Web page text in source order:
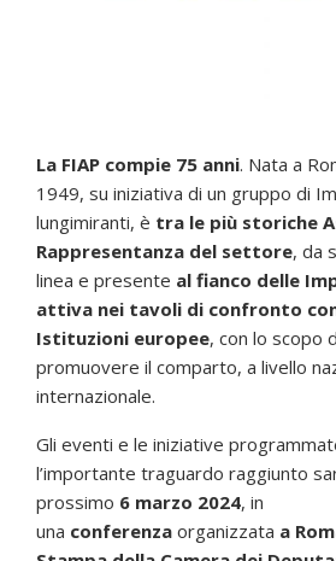
La FIAP compie 75 anni. Nata a
1949, su iniziativa di un gruppo di
lungimiranti, è tra le più storiche
Rappresentanza del settore, da
linea e presente al fianco delle
attiva nei tavoli di confronto
Istituzioni europee, con lo scopo
promuovere il comparto, a livello
internazionale.
Gli eventi e le iniziative
l’importante traguardo raggiunto
prossimo 6 marzo 2024, in
una conferenza organizzata a